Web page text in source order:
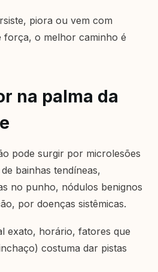
piora ou vem com
força, o melhor caminho é
na palma da
pode surgir por microlesões
bainhas tendíneas,
no punho, nódulos benignos
por doenças sistêmicas.
exato, horário, fatores que
costuma dar pistas